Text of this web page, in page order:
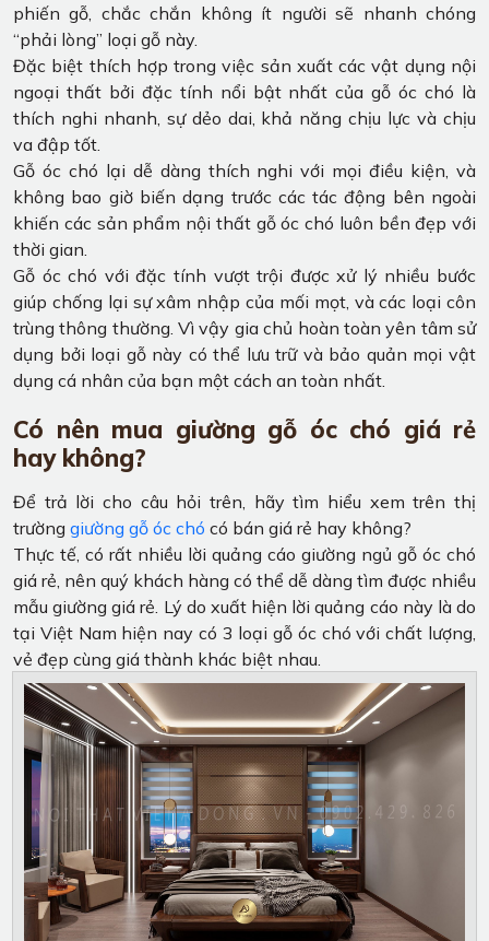
phiến gỗ, chắc chắn không ít người sẽ nhanh chóng
“phải lòng” loại gỗ này.
Đặc biệt thích hợp trong việc sản xuất các vật dụng nội
ngoại thất bởi đặc tính nổi bật nhất của gỗ óc chó là
thích nghi nhanh, sự dẻo dai, khả năng chịu lực và chịu
va đập tốt.
Gỗ óc chó lại dễ dàng thích nghi với mọi điều kiện, và
không bao giờ biến dạng trước các tác động bên ngoài
khiến các sản phẩm nội thất gỗ óc chó luôn bền đẹp với
thời gian.
Gỗ óc chó với đặc tính vượt trội được xử lý nhiều bước
giúp chống lại sự xâm nhập của mối mọt, và các loại côn
trùng thông thường. Vì vậy gia chủ hoàn toàn yên tâm sử
dụng bởi loại gỗ này có thể lưu trữ và bảo quản mọi vật
dụng cá nhân của bạn một cách an toàn nhất.
Có nên mua giường gỗ óc chó giá rẻ
hay không?
Để trả lời cho câu hỏi trên, hãy tìm hiểu xem trên thị
trường giường gỗ óc chó có bán giá rẻ hay không?
Thực tế, có rất nhiều lời quảng cáo giường ngủ gỗ óc chó
giá rẻ, nên quý khách hàng có thể dễ dàng tìm được nhiều
mẫu giường giá rẻ. Lý do xuất hiện lời quảng cáo này là do
tại Việt Nam hiện nay có 3 loại gỗ óc chó với chất lượng,
vẻ đẹp cùng giá thành khác biệt nhau.